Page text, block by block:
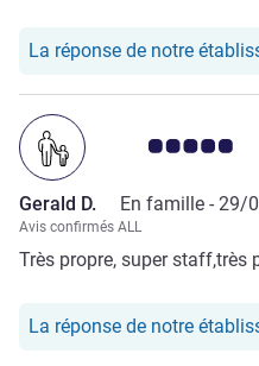
La réponse de notre
Note Avis clients
Gerald D. En famille - 29/
Avis confirmés ALL
Très propre, super staff,très
La réponse de notre